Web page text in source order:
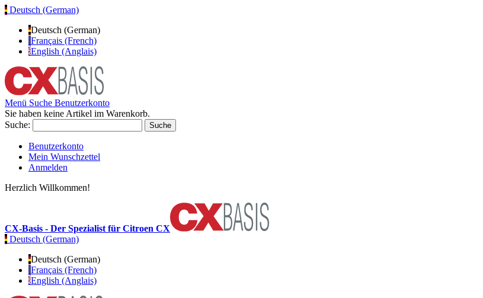
Deutsch (German)
Deutsch (German)
Français (French)
English (Anglais)
Menü Suche Benutzerkonto
Sie haben keine Artikel im Warenkorb.
Suche:
Suche
Benutzerkonto
Mein Wunschzettel
Anmelden
Herzlich Willkommen!
CX-Basis - Der Spezialist für Citroen CX
Deutsch (German)
Deutsch (German)
Français (French)
English (Anglais)